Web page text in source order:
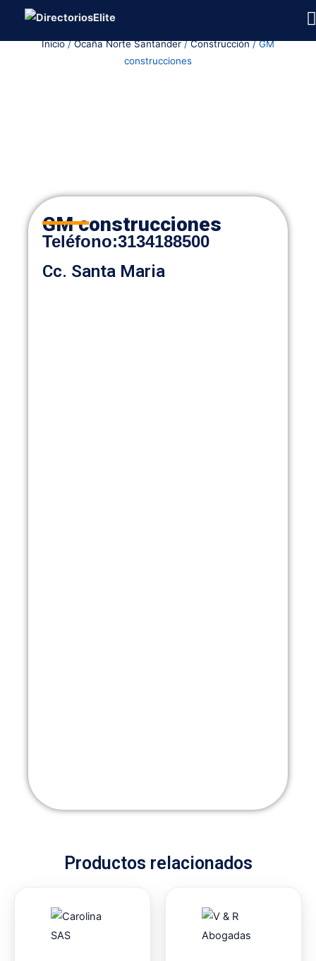
contenidoInicio/Ocaña Norte Santander/Construcción/ GM
construcciones
GM construcciones
Teléfono:3134188500
Cc. Santa Maria
Productos relacionados